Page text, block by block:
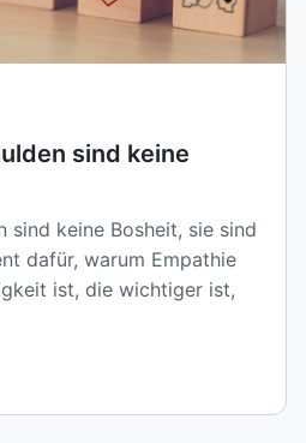
sind keine
sind keine Bosheit, sie sind
dafür, warum Empathie
ist, die wichtiger ist,